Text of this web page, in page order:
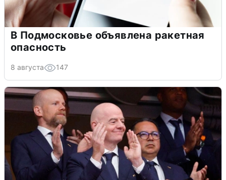
В Подмосковье объявлена ракетная
опасность
8 августа 147